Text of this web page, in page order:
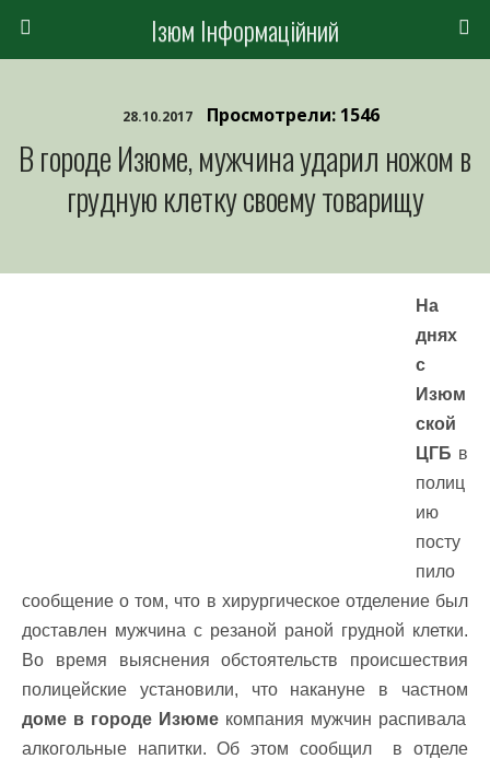
Ізюм Інформаційний
28.10.2017 Просмотрели: 1546
В городе Изюме, мужчина ударил ножом в
грудную клетку своему товарищу
На
днях
с
Изюм
ской
ЦГБ в
полиц
ию
посту
пило
сообщение о том, что в хирургическое отделение был
доставлен мужчина с резаной раной грудной клетки.
Во время выяснения обстоятельств происшествия
полицейские установили, что накануне в частном
доме в городе Изюме компания мужчин распивала
алкогольные напитки. Об этом сообщил в отделе